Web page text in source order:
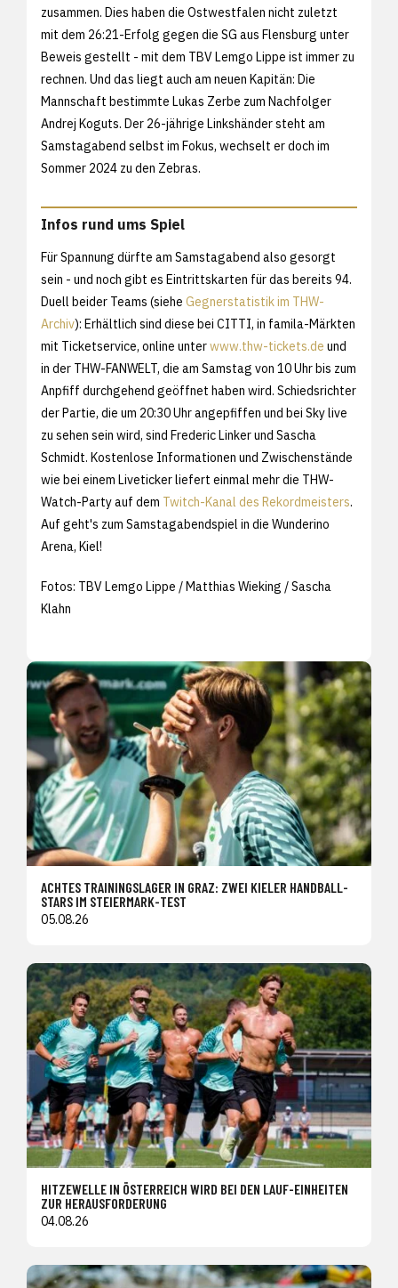
zusammen. Dies haben die Ostwestfalen nicht zuletzt
mit dem 26:21-Erfolg gegen die SG aus Flensburg unter
Beweis gestellt - mit dem TBV Lemgo Lippe ist immer zu
rechnen. Und das liegt auch am neuen Kapitän: Die
Mannschaft bestimmte Lukas Zerbe zum Nachfolger
Andrej Koguts. Der 26-jährige Linkshänder steht am
Samstagabend selbst im Fokus, wechselt er doch im
Sommer 2024 zu den Zebras.
Infos rund ums Spiel
Für Spannung dürfte am Samstagabend also gesorgt
sein - und noch gibt es Eintrittskarten für das bereits 94.
Duell beider Teams (siehe Gegnerstatistik im THW-
Archiv): Erhältlich sind diese bei CITTI, in famila-Märkten
mit Ticketservice, online unterwww.thw-tickets.de und
in der THW-FANWELT, die am Samstag von 10 Uhr bis zum
Anpfiff durchgehend geöffnet haben wird. Schiedsrichter
der Partie, die um 20:30 Uhr angepfiffen und bei Sky live
zu sehen sein wird, sind Frederic Linker und Sascha
Schmidt. Kostenlose Informationen und Zwischenstände
wie bei einem Liveticker liefert einmal mehr die THW-
Watch-Party auf dem Twitch-Kanal des Rekordmeisters.
Auf geht's zum Samstagabendspiel in die Wunderino
Arena, Kiel!
Fotos: TBV Lemgo Lippe / Matthias Wieking / Sascha
Klahn
ACHTES TRAININGSLAGER IN GRAZ: ZWEI KIELER HANDBALL-
STARS IM STEIERMARK-TEST
05.08.26
HITZEWELLE IN ÖSTERREICH WIRD BEI DEN LAUF-EINHEITEN
ZUR HERAUSFORDERUNG
04.08.26